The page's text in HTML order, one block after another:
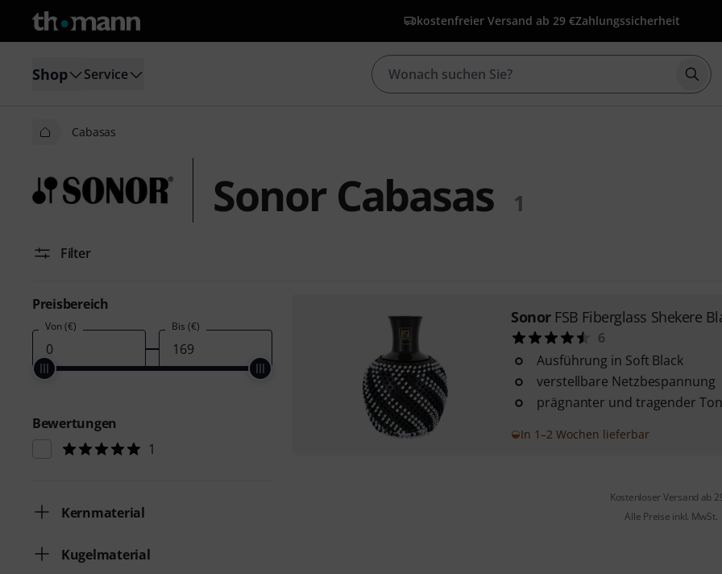
kostenfreier Versand ab 29 €Zahlungssicherheit
Shop Service
Cabasas
Sonor Cabasas 1
Filter
Preisbereich
Von (€) Bis (€)
Bewertungen
1
Kernmaterial
Kugelmaterial
Sonor FSB Fiberglass Shekere
6
Ausführung in Soft Black
verstellbare Netzbespannung
prägnanter und tragender Ton
In 1–2 Wochen lieferbar
Kostenloser Versand ab
Alle Preise inkl. MwSt.